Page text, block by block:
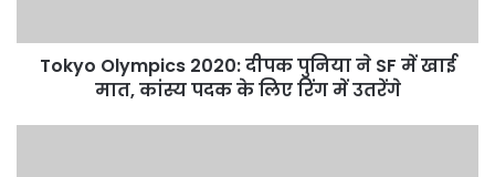
खाई
मात,Tokyo Olympics 2020: दीपक पुनिया ने SF में खाई
मात, कांस्य पदक के लिए रिंग में उतरेंगे